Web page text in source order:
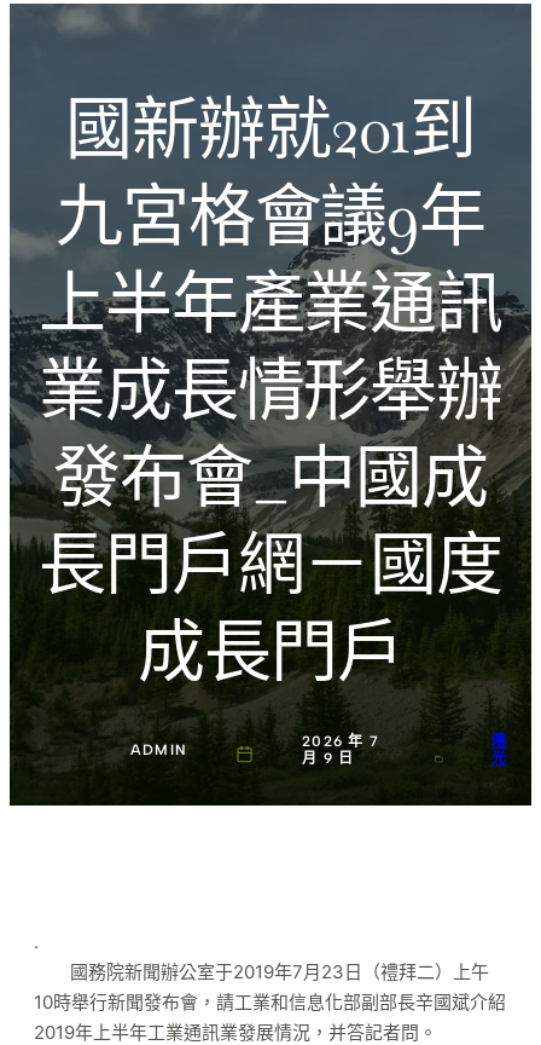
Introducing the Savara collection of luxury resorts
文化的激盪
國新辦就201到
九宮格會議9年
上半年產業通訊
業成長情形舉辦
發布會_中國成
長門戶網－國度
成長門戶
ADMIN
2026 年 7
月 9 日
曙
光
.
國務院新聞辦公室于2019年7月23日（禮拜二）上午
10時舉行新聞發布會，請工業和信息化部副部長辛國斌介紹
2019年上半年工業通訊業發展情況，并答記者問。